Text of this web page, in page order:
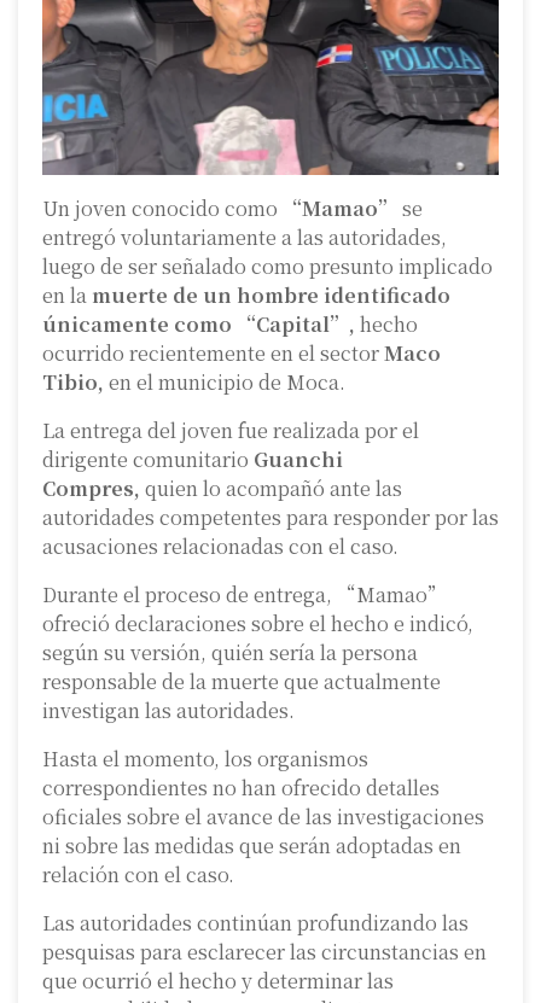
Un joven conocido como “Mamao” se
entregó voluntariamente a las autoridades,
luego de ser señalado como presunto implicado
en la muerte de un hombre identificado
únicamente como “Capital”, hecho
ocurrido recientemente en el sectorMaco
Tibio, en el municipio de Moca.
La entrega del joven fue realizada por el
dirigente comunitario Guanchi
Compres, quien lo acompañó ante las
autoridades competentes para responder por las
acusaciones relacionadas con el caso.
Durante el proceso de entrega, “Mamao”
ofreció declaraciones sobre el hecho e indicó,
según su versión, quién sería la persona
responsable de la muerte que actualmente
investigan las autoridades.
Hasta el momento, los organismos
correspondientes no han ofrecido detalles
oficiales sobre el avance de las investigaciones
ni sobre las medidas que serán adoptadas en
relación con el caso.
Las autoridades continúan profundizando las
pesquisas para esclarecer las circunstancias en
que ocurrió el hecho y determinar las